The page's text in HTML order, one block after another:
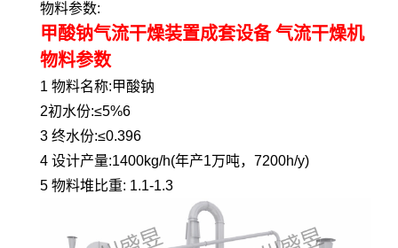
物料参数:
甲酸钠气流干燥装置成套设备 气流干燥机
物料参数
1 物料名称:甲酸钠
2初水份:≤5%6
3 终水份:≤0.396
4 设计产量:1400kg/h(年产1万吨，7200h/y)
5 物料堆比重: 1.1-1.3